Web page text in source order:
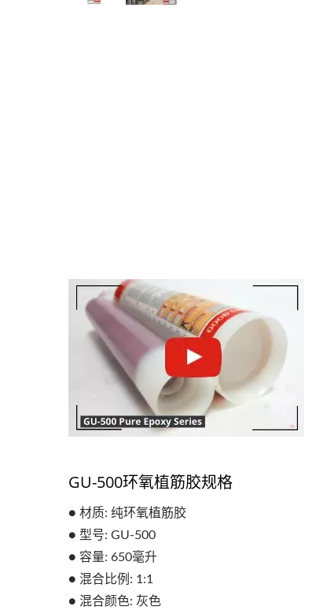
GU-500环氧植筋胶规格
● 材质: 纯环氧植筋胶
● 型号: GU-500
● 容量: 650毫升
● 混合比例: 1:1
● 混合颜色: 灰色